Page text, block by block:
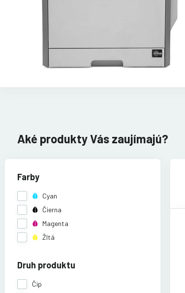
Aké produkty Vás zaujímajú?
Farby
Cyan
Čierna
Magenta
Žltá
Druh produktu
Čip